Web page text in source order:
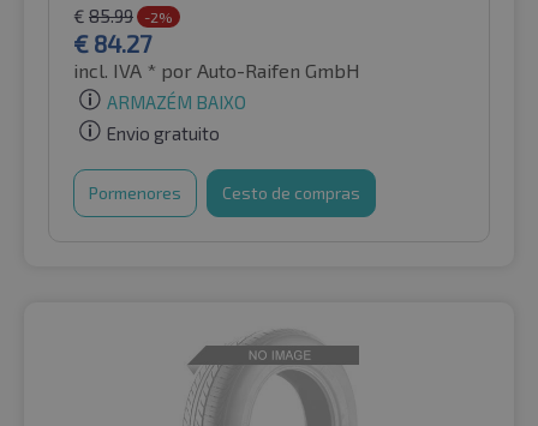
€ 85.99 -2%
€ 84.27
incl. IVA * por Auto-Raifen GmbH
ARMAZÉM BAIXO
Envio gratuito
Pormenores Cesto de compras